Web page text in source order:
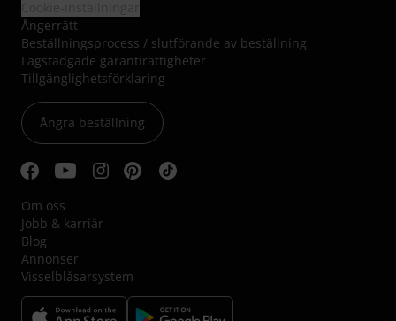
Ångerrätt
Beställningsprocess / slutförande av beställning
Lagstadgade garantirättigheter
Tillgänglighetsförklaring
Ångra beställning
Om oss
Jobb & karriär
Blog
Annonser
Visselblåsarsystem